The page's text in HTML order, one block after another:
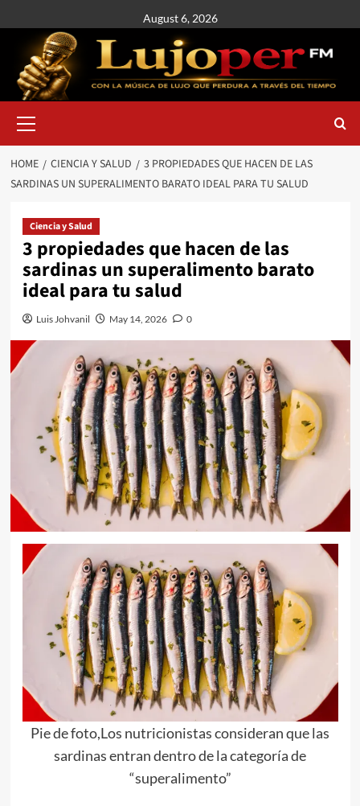
August 6, 2026
HOME CIENCIA Y SALUD
3 PROPIEDADES QUE HACEN DE LAS
SARDINAS UN SUPERALIMENTO BARATO IDEAL PARA TU SALUD
Ciencia y Salud
3 propiedades que hacen de las
sardinas un superalimento barato
ideal para tu salud
Luis Johvanil May 14, 2026 0
Pie de foto,Los nutricionistas consideran que las
sardinas entran dentro de la categoría de
“superalimento”